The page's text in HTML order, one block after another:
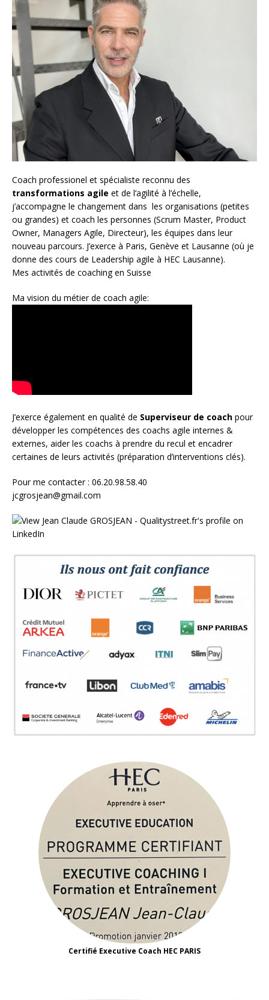
Coach professionel et spécialiste reconnu des
transformations agile et de l‘agilité à l’échelle,
j’accompagne le changement dans les organisations (petites
ou grandes) et coach les personnes (Scrum Master, Product
Owner, Managers Agile, Directeur), les équipes dans leur
nouveau parcours. J’exerce à Paris, Genève et Lausanne (où je
donne des cours de Leadership agile à HEC Lausanne).
Mes activités de coaching en Suisse
Ma vision du métier de coach agile:
J’exerce également en qualité de Superviseur de coach pour
développer les compétences des coachs agile internes &
externes, aider les coachs à prendre du recul et encadrer
certaines de leurs activités (préparation d’interventions clés).
Pour me contacter : 06.20.98.58.40
jcgrosjean@gmail.com
Certifié Executive Coach HEC PARIS